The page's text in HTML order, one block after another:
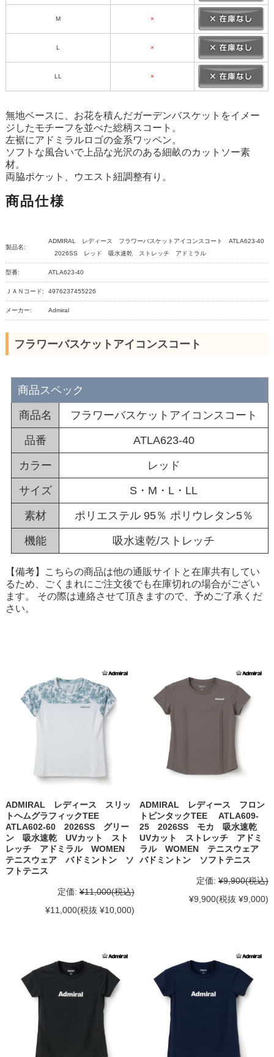
M ×
L ×
LL ×
無地ベースに、お花を積んだガーデンバスケットをイメー
ジしたモチーフを並べた総柄スコート。
左裾にアドミラルロゴの金系ワッペン。
ソフトな風合いで上品な光沢のある細畝のカットソー素
材。
両脇ポケット、ウエスト紐調整有り。
商品仕様
製品名:
ADMIRAL レディース フラワーバスケットアイコンスコート ATLA623-40
2026SS レッド 吸水速乾 ストレッチ アドミラル
型番: ATLA623-40
ＪＡＮコード: 4976237455226
メーカー: Admiral
フラワーバスケットアイコンスコート
商品スペック
商品名 フラワーバスケットアイコンスコート
品番 ATLA623-40
カラー レッド
サイズ S・M・L・LL
素材 ポリエステル 95％ ポリウレタン5％
機能 吸水速乾/ストレッチ
【備考】こちらの商品は他の通販サイトと在庫共有してい
るため、ごくまれにご注文後でも在庫切れの場合がござい
ます。 その際は連絡させて頂きますので、予めご了承くだ
さい。
ADMIRAL レディース スリッ
トヘムグラフィックTEE
ATLA602-60 2026SS グリー
ン 吸水速乾 UVカット スト
レッチ アドミラル WOMEN
テニスウェア バドミントン ソ
フトテニス
定価: ¥11,000(税込)
¥11,000(税抜 ¥10,000)
ADMIRAL レディース フロン
トピンタックTEE ATLA609-
25 2026SS モカ 吸水速乾
UVカット ストレッチ アドミ
ラル WOMEN テニスウェア
バドミントン ソフトテニス
定価: ¥9,900(税込)
¥9,900(税抜 ¥9,000)